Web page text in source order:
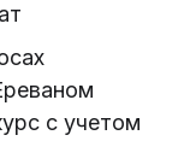
с учетом